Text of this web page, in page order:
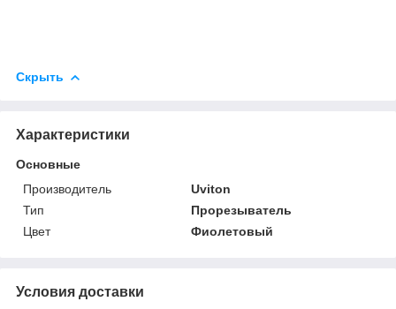
Скрыть
Характеристики
Основные
Производитель
Uviton
Тип
Прорезыватель
Цвет
Фиолетовый
Условия доставки